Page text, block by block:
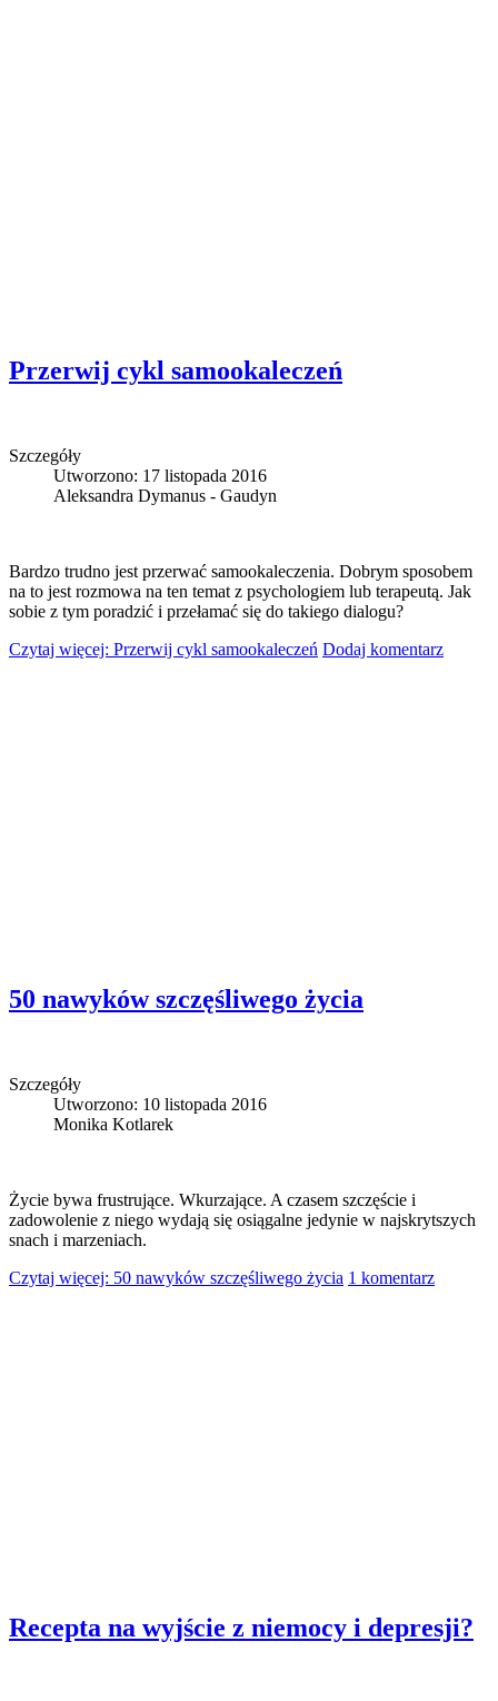
Przerwij cykl samookaleczeń
Szczegóły
Utworzono: 17 listopada 2016
Aleksandra Dymanus - Gaudyn
Bardzo trudno jest przerwać samookaleczenia. Dobrym sposobem
na to jest rozmowa na ten temat z psychologiem lub terapeutą. Jak
sobie z tym poradzić i przełamać się do takiego dialogu?
Czytaj więcej: Przerwij cykl samookaleczeń Dodaj komentarz
50 nawyków szczęśliwego życia
Szczegóły
Utworzono: 10 listopada 2016
Monika Kotlarek
Życie bywa frustrujące. Wkurzające. A czasem szczęście i
zadowolenie z niego wydają się osiągalne jedynie w najskrytszych
snach i marzeniach.
Czytaj więcej: 50 nawyków szczęśliwego życia 1 komentarz
Recepta na wyjście z niemocy i depresji?